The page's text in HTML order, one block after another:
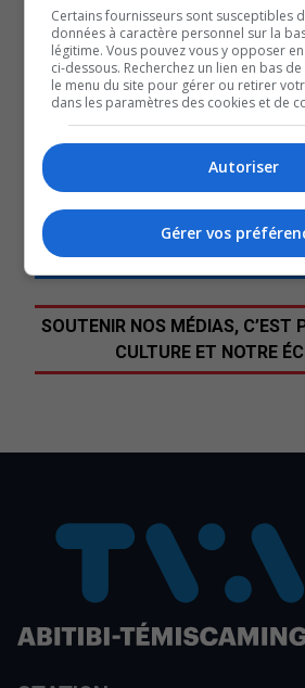
C’est ce que la mairesse de Rouyn-
dans une récente entrevue accordée
Air Creebec, de son côté, affirme
mais qu’ils attendent des projets
dessertes.
QUESTION DU JOUR
SOUTENIR NOS MÉDIAS, C’EST
CULTURE ET NOTRE
Certains fournisseurs sont susceptibles
données à caractère personnel sur la
légitime. Vous pouvez vous y opposer
ci-dessous. Recherchez un lien en bas
le menu du site pour gérer ou retirer
dans les paramètres des cookies et de
Autoriser
Gérer vos